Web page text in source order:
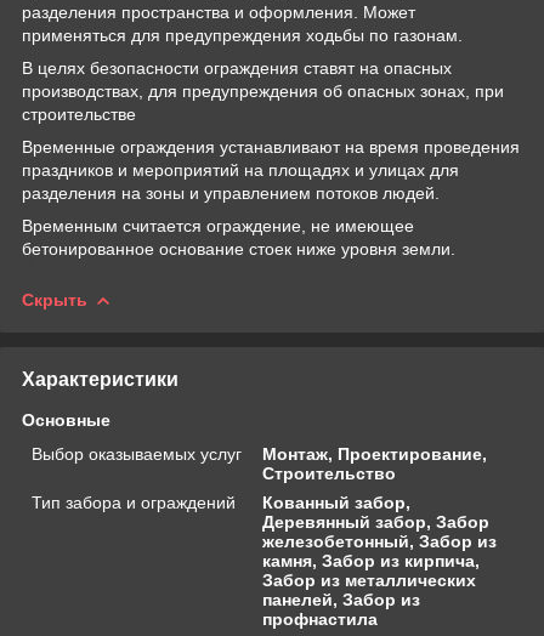
разделения пространства и оформления. Может
применяться для предупреждения ходьбы по газонам.
В целях безопасности ограждения ставят на опасных
производствах, для предупреждения об опасных зонах, при
строительстве
Временные ограждения устанавливают на время проведения
праздников и мероприятий на площадях и улицах для
разделения на зоны и управлением потоков людей.
Временным считается ограждение, не имеющее
бетонированное основание стоек ниже уровня земли.
Скрыть
Характеристики
Основные
Выбор оказываемых услуг
Монтаж, Проектирование,
Строительство
Тип забора и ограждений
Кованный забор,
Деревянный забор, Забор
железобетонный, Забор из
камня, Забор из кирпича,
Забор из металлических
панелей, Забор из
профнастила